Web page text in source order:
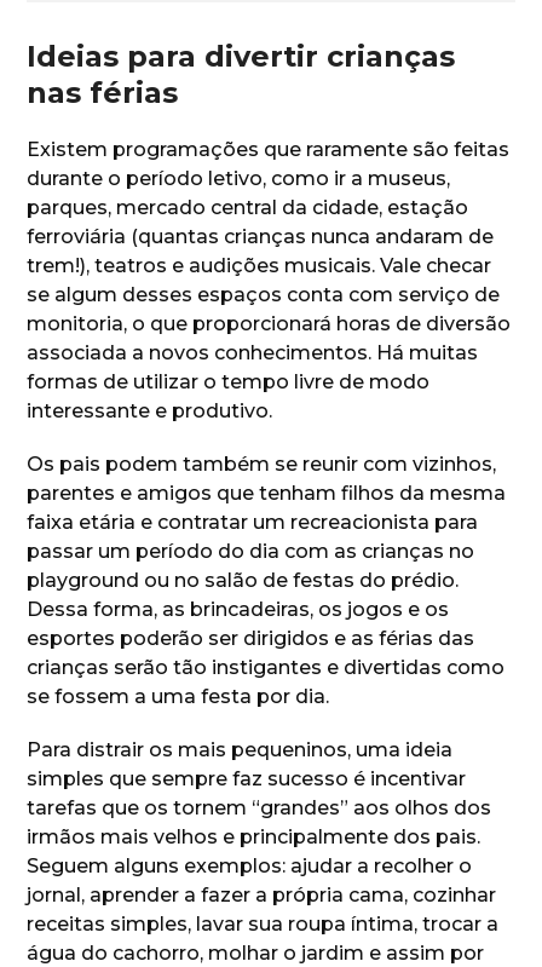
Ideias para divertir crianças
nas férias
Existem programações que raramente são feitas
durante o período letivo, como ir a museus,
parques, mercado central da cidade, estação
ferroviária (quantas crianças nunca andaram de
trem!), teatros e audições musicais. Vale checar
se algum desses espaços conta com serviço de
monitoria, o que proporcionará horas de diversão
associada a novos conhecimentos. Há muitas
formas de utilizar o tempo livre de modo
interessante e produtivo.
Os pais podem também se reunir com vizinhos,
parentes e amigos que tenham filhos da mesma
faixa etária e contratar um recreacionista para
passar um período do dia com as crianças no
playground ou no salão de festas do prédio.
Dessa forma, as brincadeiras, os jogos e os
esportes poderão ser dirigidos e as férias das
crianças serão tão instigantes e divertidas como
se fossem a uma festa por dia.
Para distrair os mais pequeninos, uma ideia
simples que sempre faz sucesso é incentivar
tarefas que os tornem “grandes” aos olhos dos
irmãos mais velhos e principalmente dos pais.
Seguem alguns exemplos: ajudar a recolher o
jornal, aprender a fazer a própria cama, cozinhar
receitas simples, lavar sua roupa íntima, trocar a
água do cachorro, molhar o jardim e assim por